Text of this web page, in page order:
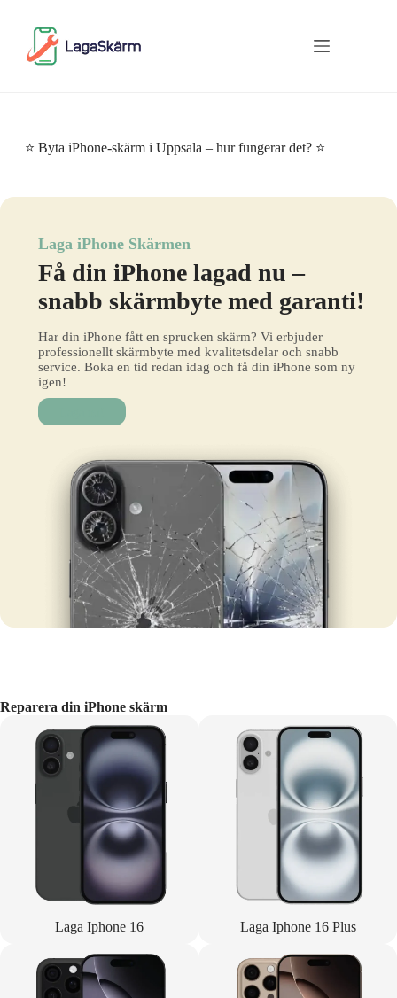
⭐ Byta iPhone-skärm i Uppsala – hur fungerar det? ⭐
Laga iPhone Skärmen
Få din iPhone lagad nu –
snabb skärmbyte med garanti!
Har din iPhone fått en sprucken skärm? Vi erbjuder
professionellt skärmbyte med kvalitetsdelar och snabb
service. Boka en tid redan idag och få din iPhone som ny
igen!
Reparera din iPhone skärm
Laga Iphone 16 Laga Iphone 16 Plus